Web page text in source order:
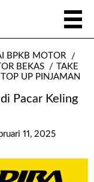
BPKB MOTOR
BEKAS
TAKE
TOP UP PINJAMAN
Pacar Keling
11, 2025